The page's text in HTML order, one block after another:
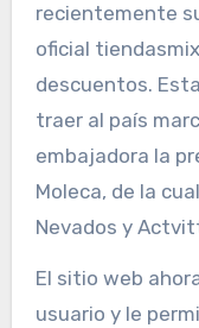
recientemente
oficial
descuentos.
traer al país
embajadora la
Moleca, de la
Nevados y
El sitio web
usuario y le